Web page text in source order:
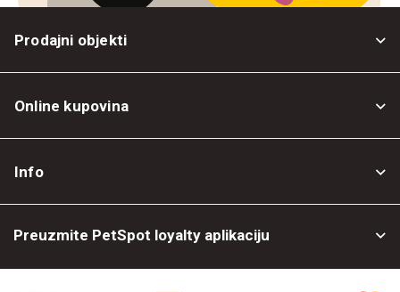
Prodajni objekti
Online kupovina
Info
Preuzmite PetSpot loyalty aplikaciju